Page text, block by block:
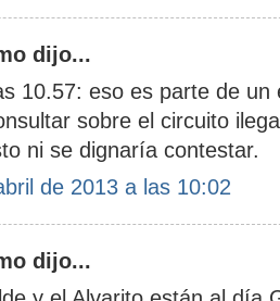
dijo...
10.57: eso es parte de
sobre el circuito
ni se dignaría contestar.
de 2013 a las 10:02
dijo...